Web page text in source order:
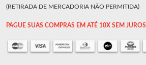
(RETIRADA DE MERCADORIA NÃO PERMITIDA)
PAGUE SUAS COMPRAS EM ATÉ 10X SEM JUROS